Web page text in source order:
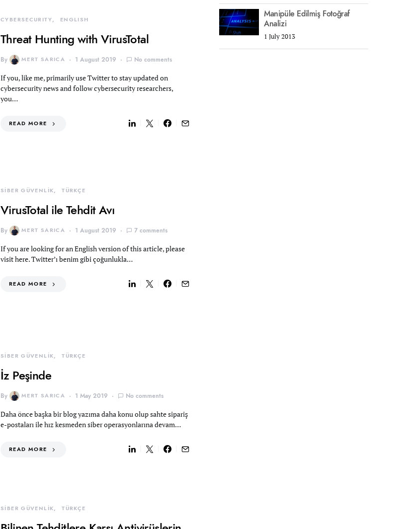
CYBERSECURITY ENGLISH
Threat Hunting with VirusTotal
By MERT SARICA 1 August 2019 No comments
If you, like me, primarily use Twitter to stay updated on
cybersecurity news and follow cybersecurity researchers,
you…
READ MORE
SİBER GÜVENLİK TÜRKÇE
VirusTotal ile Tehdit Avı
By MERT SARICA 1 August 2019 7 comments
If you are looking for an English version of this article, please
visit here. Twitter’ı benim gibi çoğunlukla…
READ MORE
SİBER GÜVENLİK TÜRKÇE
İz Peşinde
By MERT SARICA 1 May 2019 No comments
Daha önce başka bir blog yazıma daha konu olup sahte sipariş
e-postaları ile hız kesmeden siber operasyonlarına devam…
READ MORE
SİBER GÜVENLİK TÜRKÇE
Manipüle Edilmiş Fotoğraf
Analizi
1 July 2013